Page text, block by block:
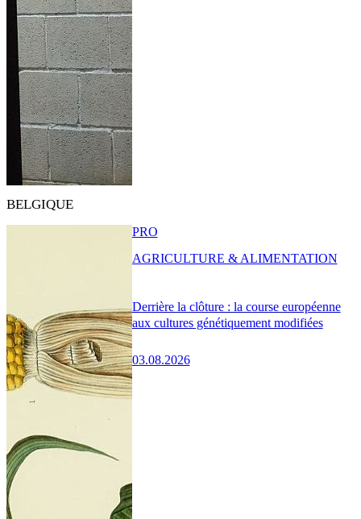
BELGIQUE
Derrière la clôture : la course européenne
aux cultures génétiquement modifiées
03.08.2026
PRO
AGRICULTURE & ALIMENTATION